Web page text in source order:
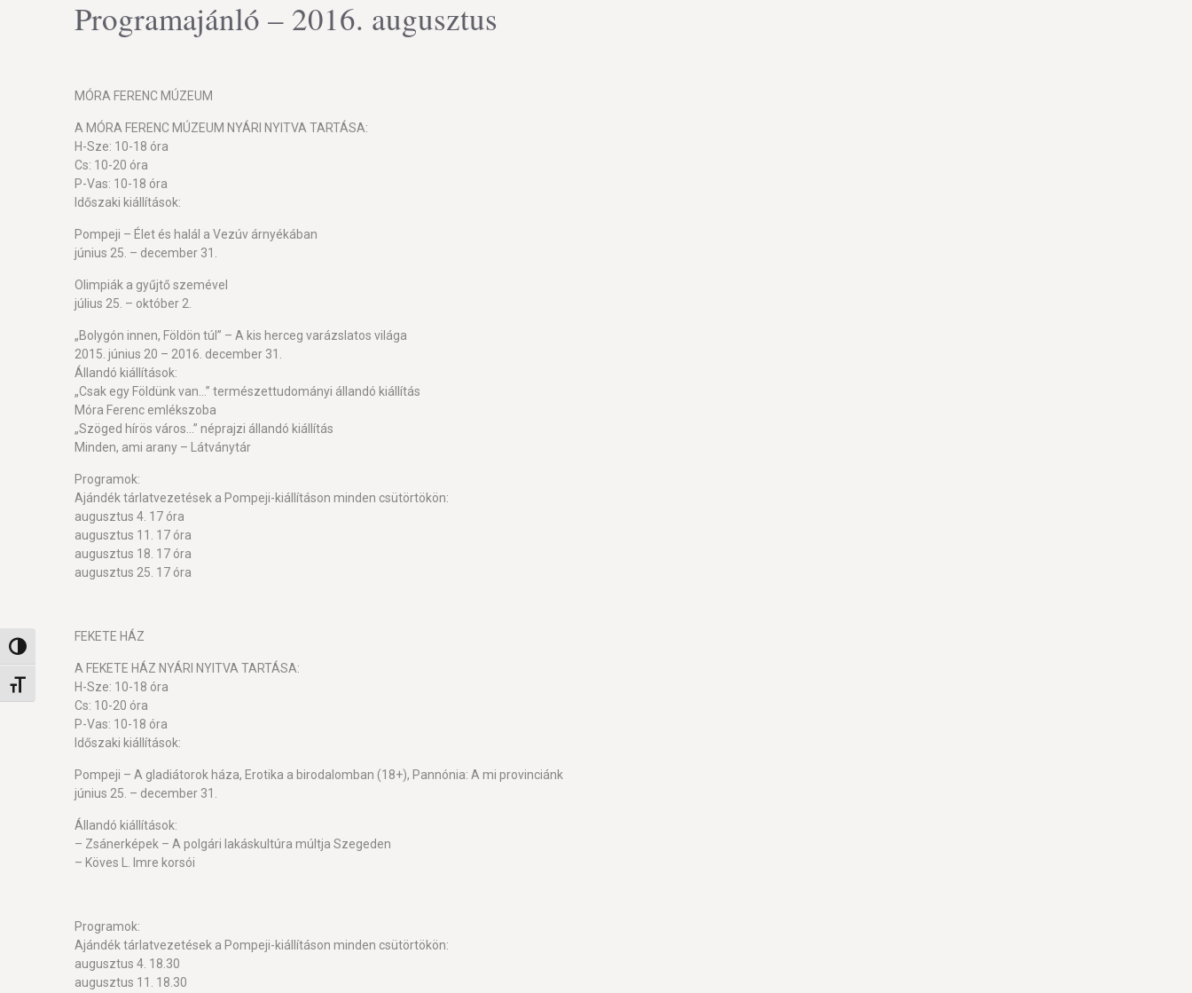
Nagy kontraszt váltása
Betűméret váltása
Programajánló – 2016. augusztus
MÓRA FERENC MÚZEUM
A MÓRA FERENC MÚZEUM NYÁRI NYITVA TARTÁSA:
H-Sze: 10-18 óra
Cs: 10-20 óra
P-Vas: 10-18 óra
Időszaki kiállítások:
Pompeji – Élet és halál a Vezúv árnyékában
június 25. – december 31.
Olimpiák a gyűjtő szemével
július 25. – október 2.
„Bolygón innen, Földön túl” – A kis herceg varázslatos világa
2015. június 20 – 2016. december 31.
Állandó kiállítások:
„Csak egy Földünk van…” természettudományi állandó kiállítás
Móra Ferenc emlékszoba
„Szöged hírös város…” néprajzi állandó kiállítás
Minden, ami arany – Látványtár
Programok:
Ajándék tárlatvezetések a Pompeji-kiállításon minden csütörtökön:
augusztus 4. 17 óra
augusztus 11. 17 óra
augusztus 18. 17 óra
augusztus 25. 17 óra
FEKETE HÁZ
A FEKETE HÁZ NYÁRI NYITVA TARTÁSA:
H-Sze: 10-18 óra
Cs: 10-20 óra
P-Vas: 10-18 óra
Időszaki kiállítások:
Pompeji – A gladiátorok háza, Erotika a birodalomban (18+), Pannónia: A mi provinciánk
június 25. – december 31.
Állandó kiállítások:
– Zsánerképek – A polgári lakáskultúra múltja Szegeden
– Köves L. Imre korsói
Programok:
Ajándék tárlatvezetések a Pompeji-kiállításon minden csütörtökön:
augusztus 4. 18.30
augusztus 11. 18.30